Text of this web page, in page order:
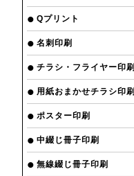
Qプリント
名刺印刷
チラシ・フライヤー印刷
用紙おまかせチラシ印刷
ポスター印刷
中綴じ冊子印刷
無線綴じ冊子印刷